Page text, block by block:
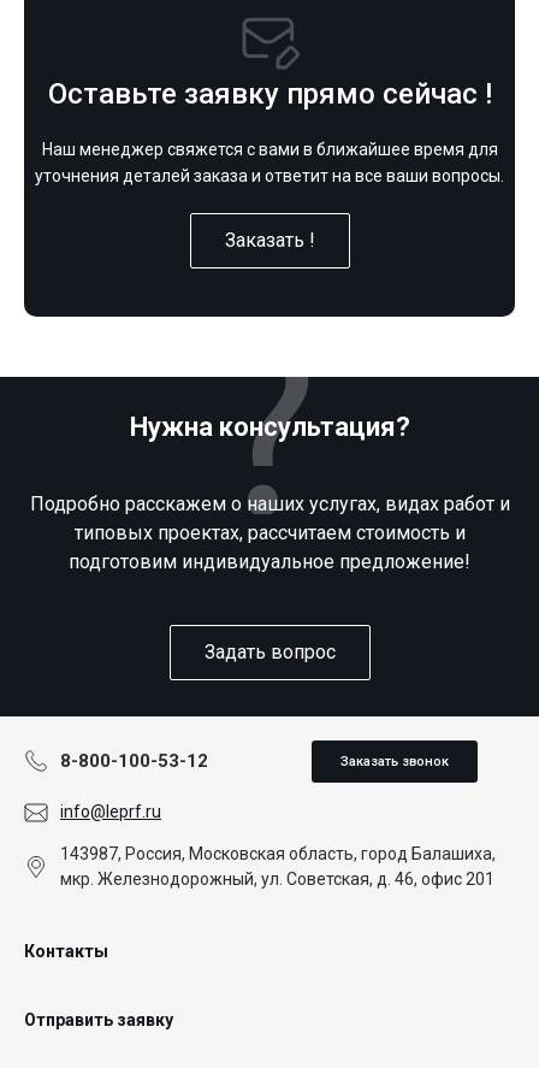
Оставьте заявку прямо сейчас !
Наш менеджер свяжется с вами в ближайшее время для
уточнения деталей заказа и ответит на все ваши вопросы.
Заказать !
Нужна консультация?
Подробно расскажем о наших услугах, видах работ и
типовых проектах, рассчитаем стоимость и
подготовим индивидуальное предложение!
Задать вопрос
8-800-100-53-12 Заказать звонок
info@leprf.ru
143987, Россия, Московская область, город Балашиха,
мкр. Железнодорожный, ул. Советская, д. 46, офис 201
Контакты
Отправить заявку